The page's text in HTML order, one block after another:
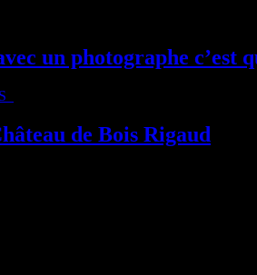
un photographe c’est
de Bois Rigaud